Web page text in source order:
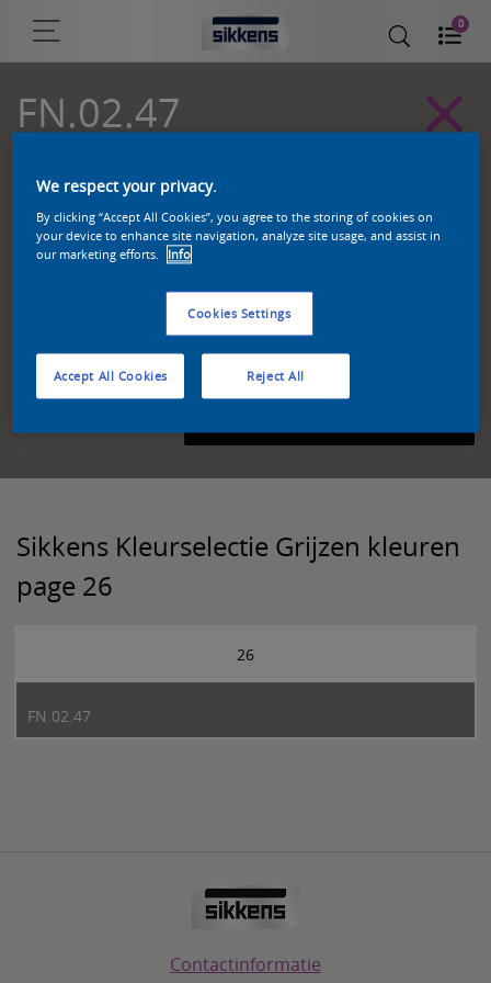
0
FN.02.47
Sikkens Kleurselectie Grijzen kleuren
page 26
26
FN.02.47
Contactinformatie
We respect your privacy.
By clicking “Accept All Cookies”, you agree to the storing of cookies on
your device to enhance site navigation, analyze site usage, and assist in
our marketing efforts.
Info
Cookies Settings
Reject All
Accept All Cookies